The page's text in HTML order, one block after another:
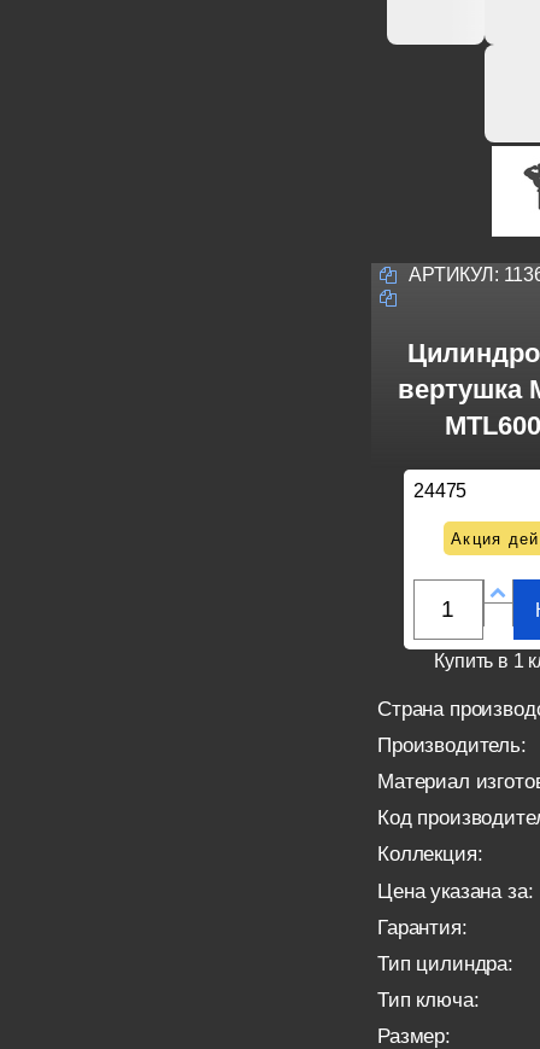
АРТИКУЛ:
вертушка
24475
Акция
Купить в 1
Страна
Производитель:
Материал
Код
Коллекция:
Цена указана за:
Гарантия:
Тип цилиндра:
Тип ключа:
Размер: